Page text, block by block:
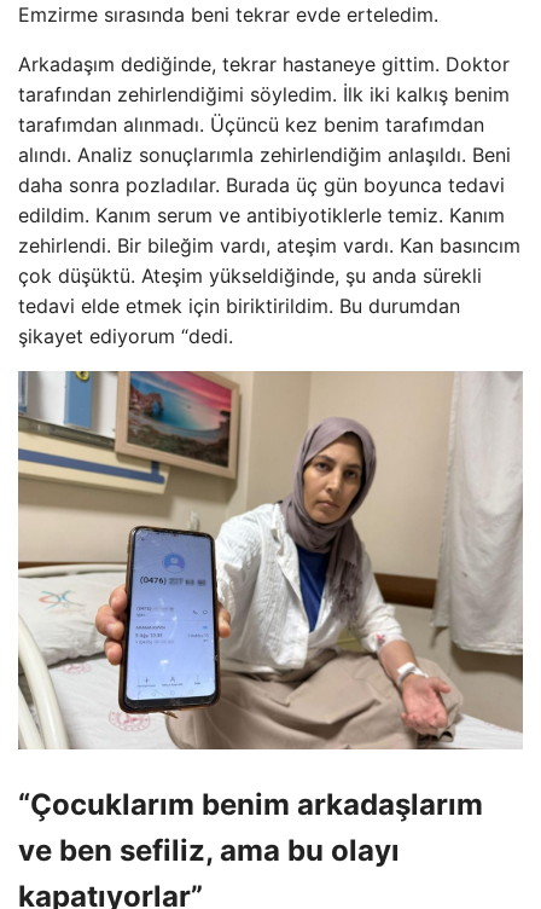
Emzirme sırasında beni tekrar evde erteledim.
Arkadaşım dediğinde, tekrar hastaneye gittim. Doktor
tarafından zehirlendiğimi söyledim. İlk iki kalkış benim
tarafımdan alınmadı. Üçüncü kez benim tarafımdan
alındı. Analiz sonuçlarımla zehirlendiğim anlaşıldı. Beni
daha sonra pozladılar. Burada üç gün boyunca tedavi
edildim. Kanım serum ve antibiyotiklerle temiz. Kanım
zehirlendi. Bir bileğim vardı, ateşim vardı. Kan basıncım
çok düşüktü. Ateşim yükseldiğinde, şu anda sürekli
tedavi elde etmek için biriktirildim. Bu durumdan
şikayet ediyorum “dedi.
“Çocuklarım benim arkadaşlarım
ve ben sefiliz, ama bu olayı
kapatıyorlar”